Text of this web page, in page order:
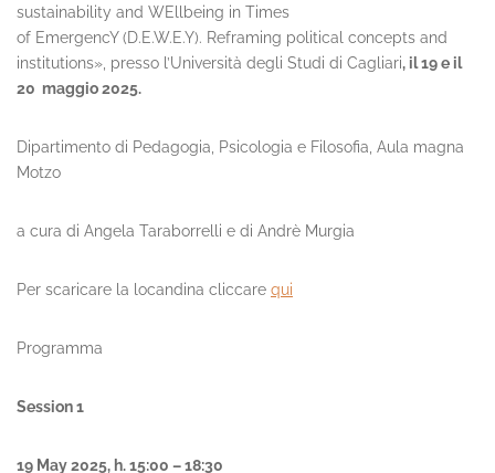
sustainability and WEllbeing in Times
of EmergencY (D.E.W.E.Y). Reframing political concepts and
institutions», presso l’Università degli Studi di Cagliari, il 19 e il
20 maggio 2025.
Dipartimento di Pedagogia, Psicologia e Filosofia, Aula magna
Motzo
a cura di Angela Taraborrelli e di Andrè Murgia
Per scaricare la locandina cliccare qui
Programma
Session 1
19 May 2025, h. 15:00 – 18:30